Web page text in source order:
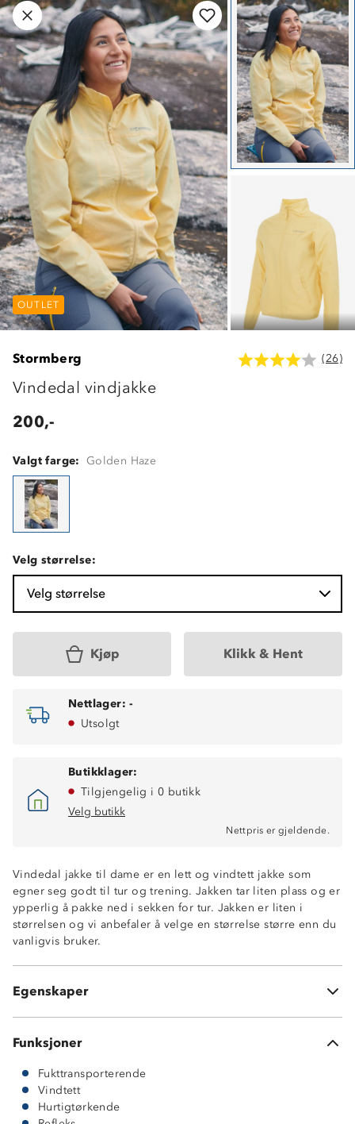
OUTLET OUTLET
OUTLET
Stormberg (26)
Vindedal vindjakke
200,-
Valgt farge: Golden Haze
Velg størrelse:
Velg størrelse
Kjøp Klikk & Hent
Nettlager: -
Utsolgt
Butikklager:
Tilgjengelig i 0 butikk
Velg butikk
Nettpris er gjeldende.
Vindedal jakke til dame er en lett og vindtett jakke som
egner seg godt til tur og trening. Jakken tar liten plass og er
ypperlig å pakke ned i sekken for tur. Jakken er liten i
størrelsen og vi anbefaler å velge en størrelse større enn du
vanligvis bruker.
Egenskaper
Vindtett
Hurtigtørkende
Fukttransporterende
Lettvekt
Meshfôr
100% resirkulert polyester
Funksjoner
Fukttransporterende
Vindtett
Hurtigtørkende